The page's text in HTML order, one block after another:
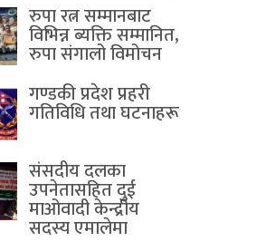
रुपा रत्न सम्मानबाट
विभिन्न ब्यक्ति सम्मानित,
रुपा संगालो विमोचन
गण्डकी प्रदेश प्रहरी
गतिविधि तथा घटनाहरू
संसदीय दलका
उपनेतासहित दुई
माओवादी केन्द्रीय
सदस्य एमालेमा